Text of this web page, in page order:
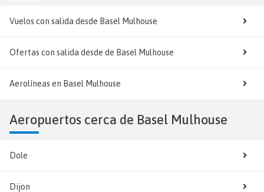
Vuelos con salida desde Basel Mulhouse
Ofertas con salida desde de Basel Mulhouse
Aerolíneas en Basel Mulhouse
Aeropuertos cerca de Basel Mulhouse
Dole
Dijon